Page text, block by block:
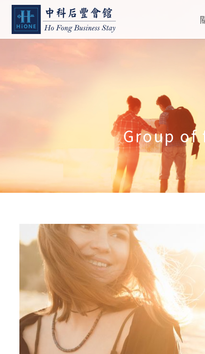
Group of